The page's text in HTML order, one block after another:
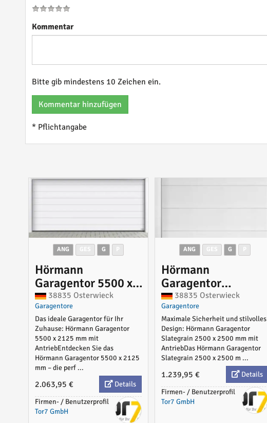
Kommentar
Bitte gib mindestens 10 Zeichen ein.
Kommentar hinzufügen
* Pflichtangabe
ANG G
Hörmann
Garagentor 5500 x
2125 mm mit
Antrieb
38835 Osterwieck
Garagentore
Das ideale Garagentor für Ihr
Zuhause: Hörmann Garagentor
5500 x 2125 mm mit
AntriebEntdecken Sie das
Hörmann Garagentor 5500 x 2125
mm – die perf ...
2.063,95 €
Details
Firmen- / Benutzerprofil
Tor7 GmbH
ANG G
Hörmann
Garagentor
Slategrain 2500 x
2500 mm mit
Antrieb
38835 Osterwieck
Garagentore
Maximale Sicherheit und stilvolles
Design: Hörmann Garagentor
Slategrain 2500 x 2500 mm mit
AntriebDas Hörmann Garagentor
Slategrain 2500 x 2500 m ...
1.239,95 €
Details
Firmen- / Benutzerprofil
Tor7 GmbH